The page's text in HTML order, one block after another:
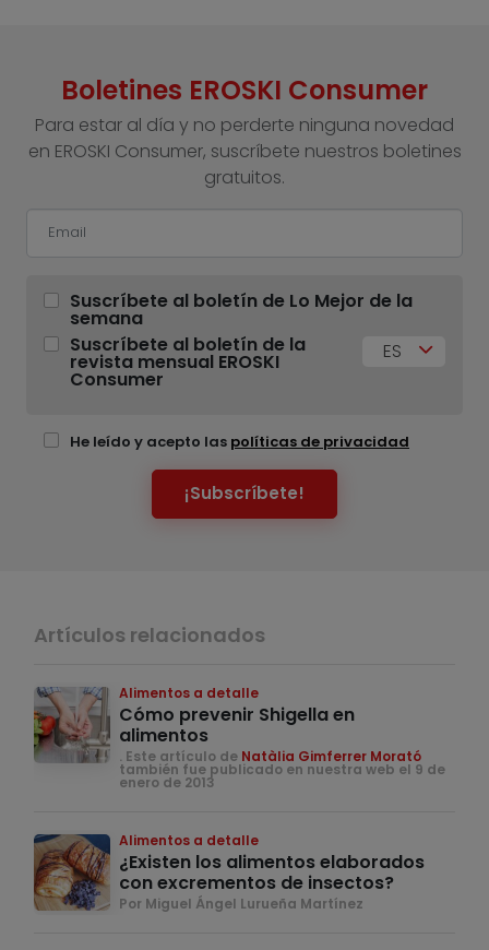
Boletines EROSKI Consumer
Para estar al día y no perderte ninguna novedad
en EROSKI Consumer, suscríbete nuestros boletines
gratuitos.
Suscríbete al boletín de Lo Mejor de la
semana
Suscríbete al boletín de la
revista mensual EROSKI
Consumer
ES
He leído y acepto las políticas de privacidad
¡Subscríbete!
Artículos relacionados
Alimentos a detalle
Cómo prevenir Shigella en
alimentos
. Este artículo de Natàlia Gimferrer Morató
también fue publicado en nuestra web el 9 de
enero de 2013
Alimentos a detalle
¿Existen los alimentos elaborados
con excrementos de insectos?
Por Miguel Ángel Lurueña Martínez